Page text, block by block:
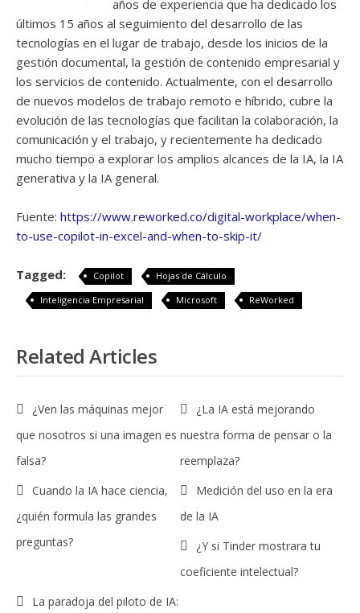
años de experiencia que ha dedicado los
últimos 15 años al seguimiento del desarrollo de las
tecnologías en el lugar de trabajo, desde los inicios de la
gestión documental, la gestión de contenido empresarial y
los servicios de contenido. Actualmente, con el desarrollo
de nuevos modelos de trabajo remoto e híbrido, cubre la
evolución de las tecnologías que facilitan la colaboración, la
comunicación y el trabajo, y recientemente ha dedicado
mucho tiempo a explorar los amplios alcances de la IA, la IA
generativa y la IA general.
Fuente: https://www.reworked.co/digital-workplace/when-
to-use-copilot-in-excel-and-when-to-skip-it/
Tagged: Copilot
Hojas de Cálculo
Inteligencia Empresarial
Microsoft ReWorked
Related Articles
¿Ven las máquinas mejor
que nosotros si una imagen es
falsa?
¿La IA está mejorando
nuestra forma de pensar o la
reemplaza?
Cuando la IA hace ciencia,
¿quién formula las grandes
preguntas?
Medición del uso en la era
de la IA
¿Y si Tinder mostrara tu
coeficiente intelectual?
La paradoja del piloto de IA: